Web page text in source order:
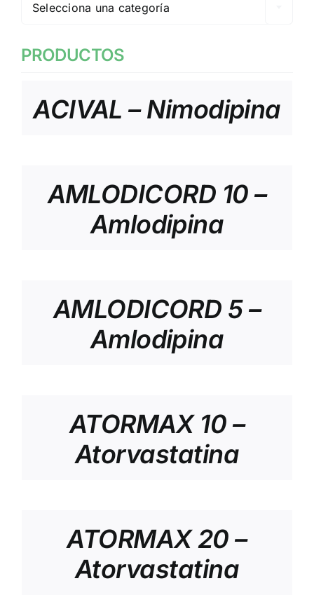
Selecciona una categoría
PRODUCTOS
ACIVAL – Nimodipina
AMLODICORD 10 –
Amlodipina
AMLODICORD 5 –
Amlodipina
ATORMAX 10 –
Atorvastatina
ATORMAX 20 –
Atorvastatina